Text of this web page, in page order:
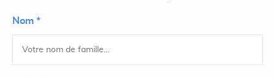
Nom *